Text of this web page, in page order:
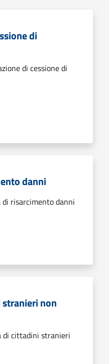
di
di cessione di
danni
di risarcimento danni
non
di cittadini stranieri